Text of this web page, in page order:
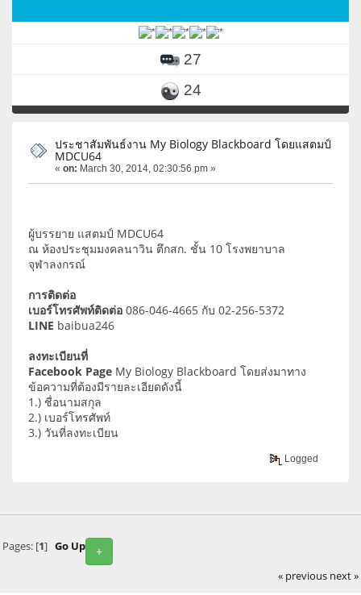
27
24
ประชาสัมพันธ์งาน My Biology Blackboard โดยแสตมป์
MDCU64
« on: March 30, 2014, 02:30:56 pm »
ผู้บรรยาย แสตมป์ MDCU64
ณ ห้องประชุมมงคลนาวิน ตึกสก. ชั้น 10 โรงพยาบาล
จุฬาลงกรณ์
การติดต่อ
เบอร์โทรศัพท์ติดต่อ 086-046-4665 กับ 02-256-5372
LINE baibua246
ลงทะเบียนที่
Facebook Page My Biology Blackboard โดยส่งมาทาง
ข้อความที่ต้องมีรายละเอียดดังนี้
1.) ชื่อนามสกุล
2.) เบอร์โทรศัพท์
3.) วันที่ลงทะเบียน
Logged
+
Pages: [1] Go Up
« previous next »